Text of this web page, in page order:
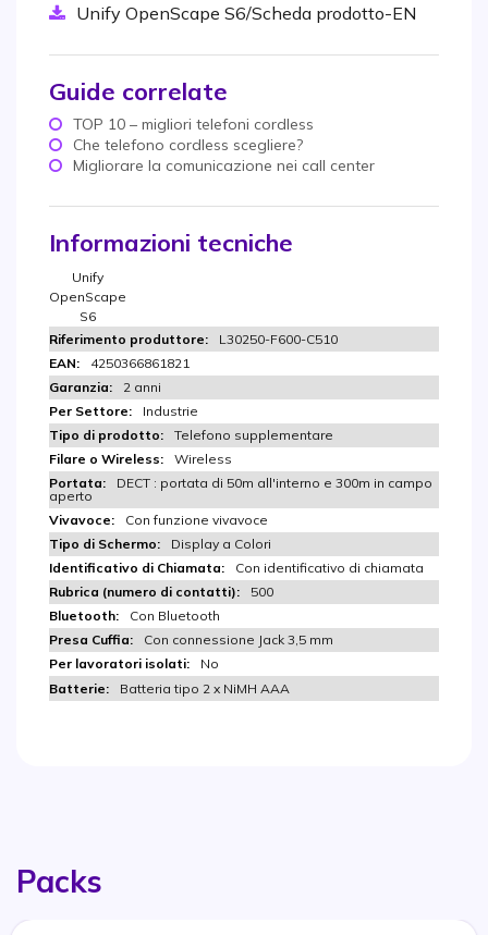
Unify OpenScape S6/Scheda prodotto-EN
Guide correlate
TOP 10 – migliori telefoni cordless
Che telefono cordless scegliere?
Migliorare la comunicazione nei call center
Informazioni tecniche
Unify
OpenScape
S6
L30250-F600-C510
4250366861821
2 anni
Industrie
Telefono supplementare
Wireless
DECT : portata di 50m all'interno e 300m in campo
aperto
Con funzione vivavoce
Display a Colori
Con identificativo di chiamata
500
Con Bluetooth
Con connessione Jack 3,5 mm
No
Batteria tipo 2 x NiMH AAA
Packs